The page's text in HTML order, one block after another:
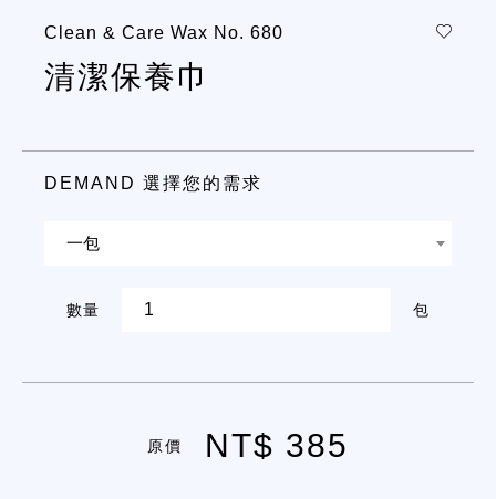
Clean & Care Wax No. 680
清潔保養巾
DEMAND 選擇您的需求
一包
數量 包
原價 NT$ 385